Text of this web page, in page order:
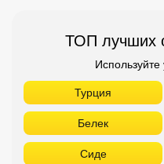
ТОП лучших
Турция
Белек
Сиде